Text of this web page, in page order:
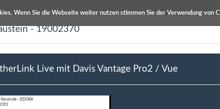
Wenn Sie die Webseite weiter nutzen stimmen Sie der Verwendung von
- 19002370
Live mit Davis Vantage Pro2 / Vue